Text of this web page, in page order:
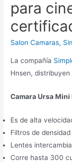
para
Salon Camaras,
La compañía
Hnsen,
Camara Ursa Mini
Es de alta
Filtros de
Lentes
Corre hasta 300